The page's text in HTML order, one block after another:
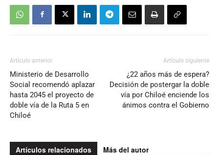
Artículo anterior
Ministerio de Desarrollo
Social recomendó aplazar
hasta 2045 el proyecto de
doble vía de la Ruta 5 en
Chiloé
Artículo siguiente
¿22 años más de espera?
Decisión de postergar la doble
vía por Chiloé enciende los
ánimos contra el Gobierno
Artículos relacionados Más del autor